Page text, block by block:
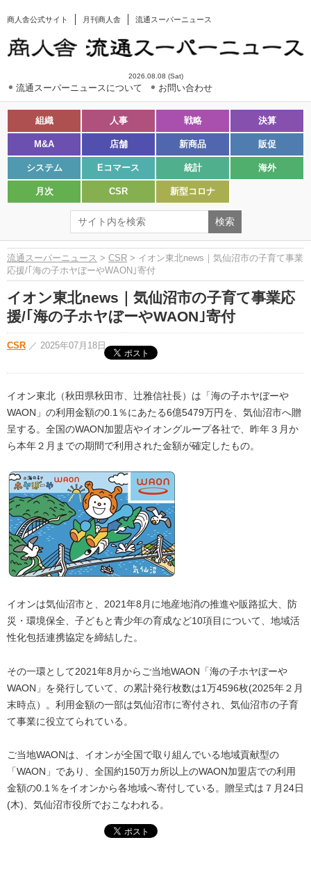
商人舎公式サイト 月刊商人舎 流通スーパーニュース
2026.08.08 (Sat)
流通スーパーニュースについて お問い合わせ
組織 人事 戦略 決算
M&A 店舗 新商品 販促
システム Eコマース 統計 海外
月次 CSR 新型コロナ
流通スーパーニュース > CSR > イオン東北news｜気仙沼市の子育て事業
応援/｢海の子ホヤぼーやWAON｣寄付
イオン東北news｜気仙沼市の子育て事業応
援/｢海の子ホヤぼーやWAON｣寄付
CSR ／ 2025年07月18日
イオン東北（秋田県秋田市、辻雅信社長）は「海の子ホヤぼーや
WAON」の利用金額の0.1％にあたる6億5479万円を、気仙沼市へ贈
呈する。全国のWAON加盟店やイオングループ各社で、昨年３月か
ら本年２月までの期間で利用された金額が確定したもの。
イオンは気仙沼市と、2021年8月に地産地消の推進や販路拡大、防
災・環境保全、子どもと青少年の育成など10項目について、地域活
性化包括連携協定を締結した。
その一環として2021年8月からご当地WAON「海の子ホヤぼーや
WAON」を発行していて、の累計発行枚数は1万4596枚(2025年２月
末時点）。利用金額の一部は気仙沼市に寄付され、気仙沼市の子育
て事業に役立てられている。
ご当地WAONは、イオンが全国で取り組んでいる地域貢献型の
「WAON」であり、全国約150万カ所以上のWAON加盟店での利用
金額の0.1％をイオンから各地域へ寄付している。贈呈式は７月24日
(木)、気仙沼市役所でおこなわれる。